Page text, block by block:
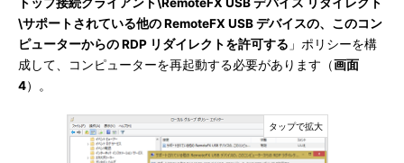
\サポートされている他の RemoteFX USB デバイスの、このコン
ピューターからの RDP リダイレクトを許可する 」ポリシーを構
成して、コンピューターを再起動する必要があります（画面
4）。